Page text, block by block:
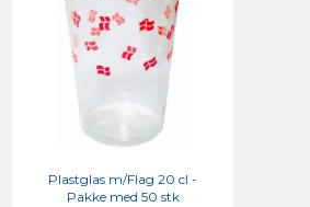
Plastglas m/Flag 20 cl -
Pakke med 50 stk